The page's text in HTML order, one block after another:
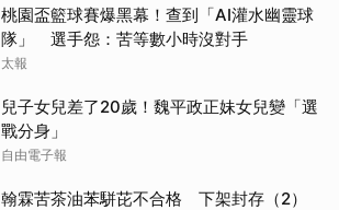
桃園盃籃球賽爆黑幕！查到「AI灌水幽靈球
隊」 選手怨：苦等數小時沒對手
太報
兒子女兒差了20歲！魏平政正妹女兒變「選
戰分身」
自由電子報
翰霖苦茶油苯駢芘不合格 下架封存（2）